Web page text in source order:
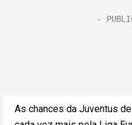
As chances da Juventus